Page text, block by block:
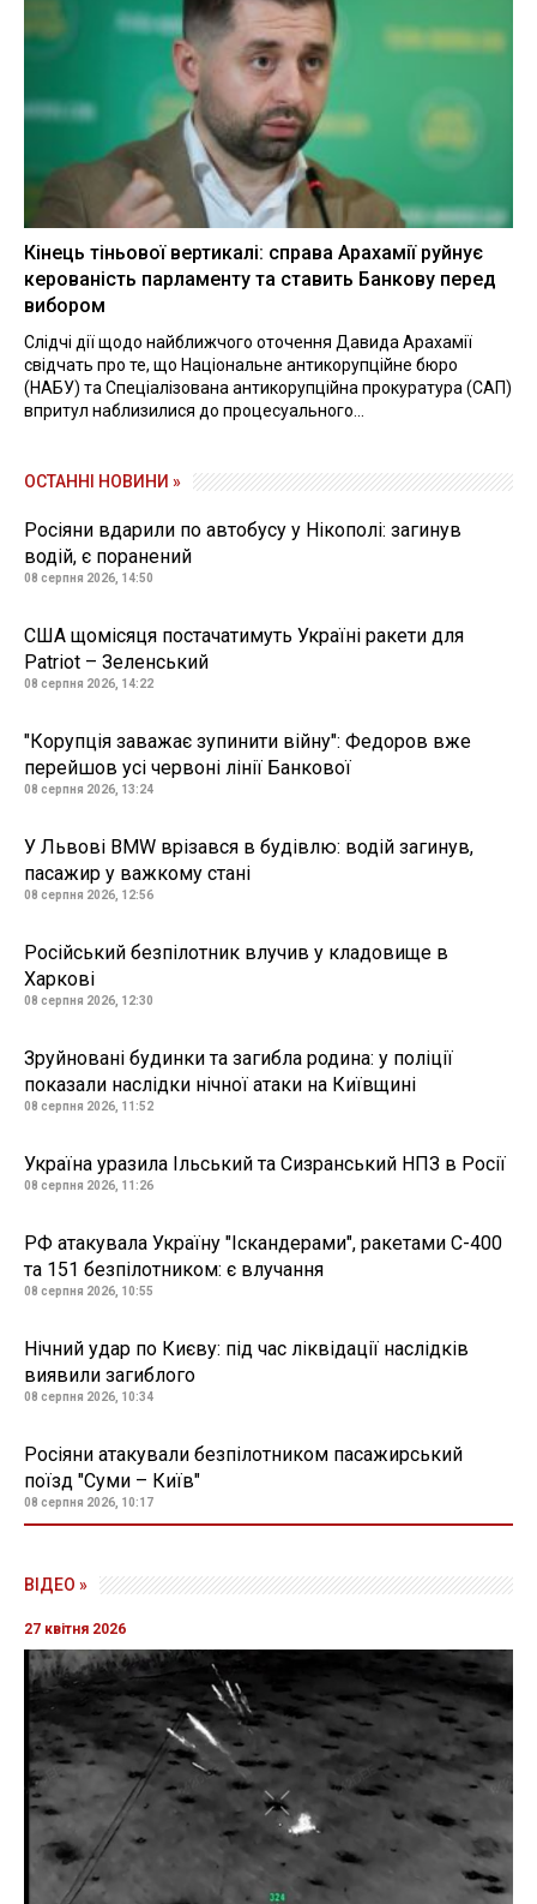
Кінець тіньової вертикалі: справа Арахамії руйнує
керованість парламенту та ставить Банкову перед
вибором
Слідчі дії щодо найближчого оточення Давида Арахамії
свідчать про те, що Національне антикорупційне бюро
(НАБУ) та Спеціалізована антикорупційна прокуратура (САП)
впритул наблизилися до процесуального...
ОСТАННІ НОВИНИ »
Росіяни вдарили по автобусу у Нікополі: загинув
водій, є поранений
08 серпня 2026, 14:50
США щомісяця постачатимуть Україні ракети для
Patriot – Зеленський
08 серпня 2026, 14:22
"Корупція заважає зупинити війну": Федоров вже
перейшов усі червоні лінії Банкової
08 серпня 2026, 13:24
У Львові BMW врізався в будівлю: водій загинув,
пасажир у важкому стані
08 серпня 2026, 12:56
Російський безпілотник влучив у кладовище в
Харкові
08 серпня 2026, 12:30
Зруйновані будинки та загибла родина: у поліції
показали наслідки нічної атаки на Київщині
08 серпня 2026, 11:52
Україна уразила Ільський та Сизранський НПЗ в Росії
08 серпня 2026, 11:26
РФ атакувала Україну "Іскандерами", ракетами С-400
та 151 безпілотником: є влучання
08 серпня 2026, 10:55
Нічний удар по Києву: під час ліквідації наслідків
виявили загиблого
08 серпня 2026, 10:34
Росіяни атакували безпілотником пасажирський
поїзд "Суми – Київ"
08 серпня 2026, 10:17
ВІДЕО »
27 квітня 2026